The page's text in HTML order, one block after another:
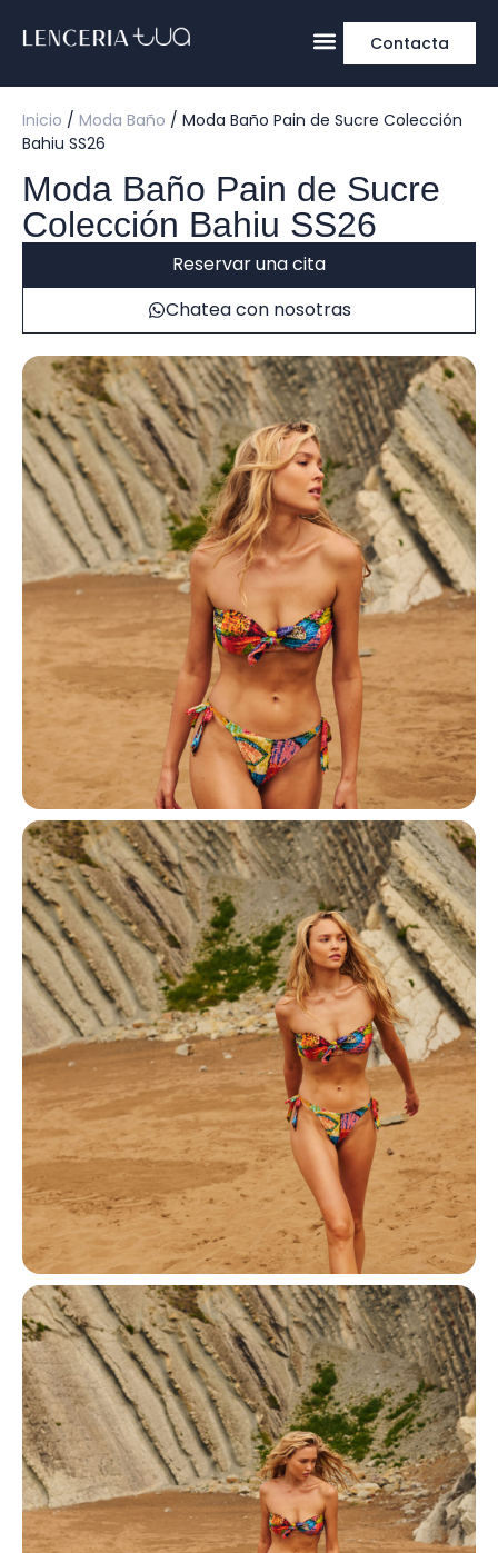
Contacta
Inicio / Moda Baño / Moda Baño Pain de Sucre Colección
Bahiu SS26
Moda Baño Pain de Sucre
Colección Bahiu SS26
Reservar una cita
Chatea con nosotras